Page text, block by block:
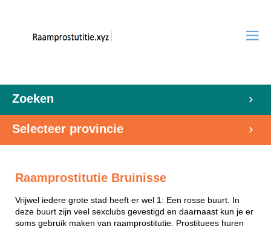
Zoeken
Selecteer provincie
Raamprostitutie Bruinisse
Vrijwel iedere grote stad heeft er wel 1: Een rosse buurt. In
deze buurt zijn veel sexclubs gevestigd en daarnaast kun je er
soms gebruik maken van raamprostitutie. Prostituees huren